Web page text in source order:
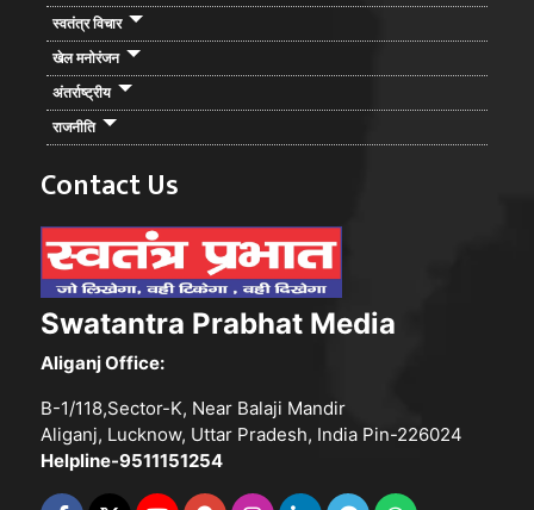
स्वतंत्र विचार
खेल मनोरंजन
अंतर्राष्ट्रीय
राजनीति
Contact Us
Swatantra Prabhat Media
Aliganj Office:
B-1/118,Sector-K, Near Balaji Mandir
Aliganj, Lucknow, Uttar Pradesh, India Pin-226024
Helpline-9511151254